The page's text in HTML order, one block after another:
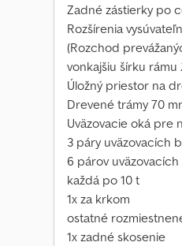
Zadné zástierky po
Rozšírenia
(Rozchod
vonkajšiu šírku rámu
Úložný priestor na
Drevené trámy 70
Uväzovacie oká pre
3 páry uväzovacích
6 párov
každá po 10 t
1x za krkom
ostatné
1x zadné skosenie